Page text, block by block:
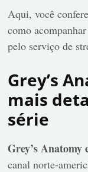
Aqui, você
como
pelo serviço de
Grey’s
mais
série
Grey’s Anatomy
canal norte-